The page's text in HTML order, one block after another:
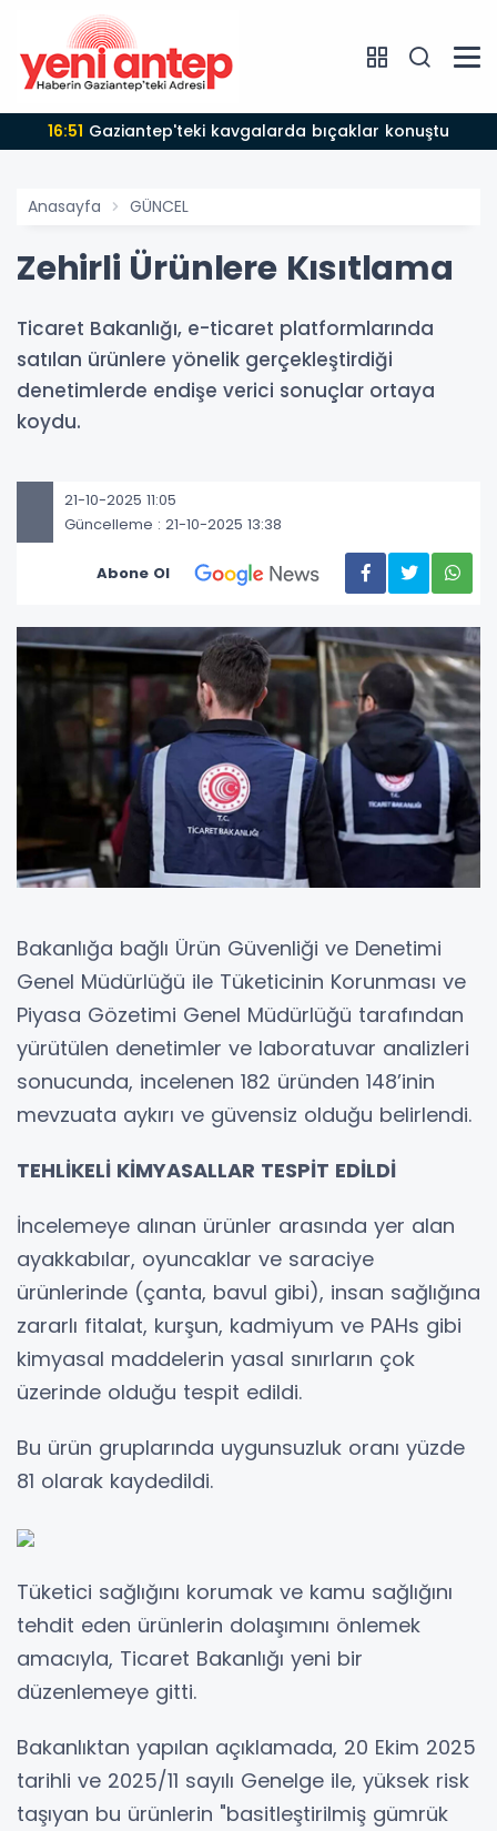
16:51 Gaziantep'teki kavgalarda bıçaklar konuştu
Anasayfa GÜNCEL
Zehirli Ürünlere Kısıtlama
Ticaret Bakanlığı, e-ticaret platformlarında
satılan ürünlere yönelik gerçekleştirdiği
denetimlerde endişe verici sonuçlar ortaya
koydu.
21-10-2025 11:05
Güncelleme : 21-10-2025 13:38
Abone Ol
Bakanlığa bağlı Ürün Güvenliği ve Denetimi
Genel Müdürlüğü ile Tüketicinin Korunması ve
Piyasa Gözetimi Genel Müdürlüğü tarafından
yürütülen denetimler ve laboratuvar analizleri
sonucunda, incelenen 182 üründen 148’inin
mevzuata aykırı ve güvensiz olduğu belirlendi.
TEHLİKELİ KİMYASALLAR TESPİT EDİLDİ
İncelemeye alınan ürünler arasında yer alan
ayakkabılar, oyuncaklar ve saraciye
ürünlerinde (çanta, bavul gibi), insan sağlığına
zararlı fitalat, kurşun, kadmiyum ve PAHs gibi
kimyasal maddelerin yasal sınırların çok
üzerinde olduğu tespit edildi.
Bu ürün gruplarında uygunsuzluk oranı yüzde
81 olarak kaydedildi.
Tüketici sağlığını korumak ve kamu sağlığını
tehdit eden ürünlerin dolaşımını önlemek
amacıyla, Ticaret Bakanlığı yeni bir
düzenlemeye gitti.
Bakanlıktan yapılan açıklamada, 20 Ekim 2025
tarihli ve 2025/11 sayılı Genelge ile, yüksek risk
taşıyan bu ürünlerin "basitleştirilmiş gümrük